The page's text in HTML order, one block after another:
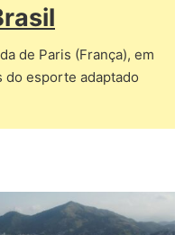
de Paris (França), em
do esporte adaptado